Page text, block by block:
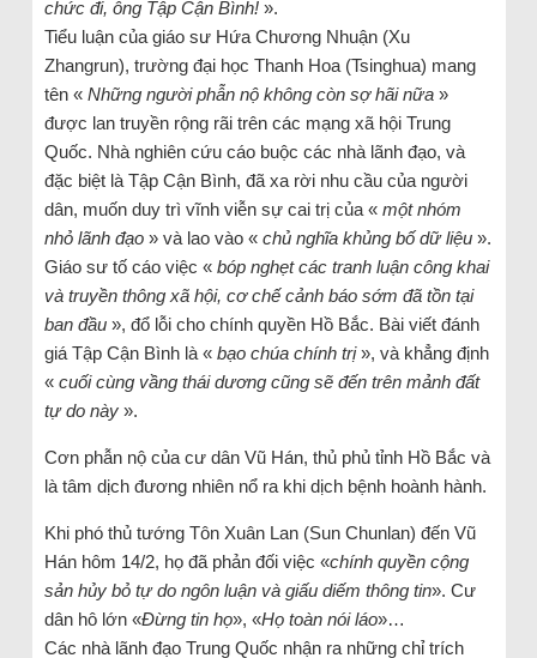
chức đi, ông Tập Cận Bình!».
Tiểu luận của giáo sư Hứa Chương Nhuận (Xu
Zhangrun), trường đại học Thanh Hoa (Tsinghua) mang
tên « Những người phẫn nộ không còn sợ hãi nữa»
được lan truyền rộng rãi trên các mạng xã hội Trung
Quốc. Nhà nghiên cứu cáo buộc các nhà lãnh đạo, và
đặc biệt là Tập Cận Bình, đã xa rời nhu cầu của người
dân, muốn duy trì vĩnh viễn sự cai trị của « một nhóm
nhỏ lãnh đạo» và lao vào « chủ nghĩa khủng bố dữ liệu».
Giáo sư tố cáo việc « bóp nghẹt các tranh luận công khai
và truyền thông xã hội, cơ chế cảnh báo sớm đã tồn tại
ban đầu », đổ lỗi cho chính quyền Hồ Bắc. Bài viết đánh
giá Tập Cận Bình là « bạo chúa chính trị», và khẳng định
« cuối cùng vầng thái dương cũng sẽ đến trên mảnh đất
tự do này».
Cơn phẫn nộ của cư dân Vũ Hán, thủ phủ tỉnh Hồ Bắc và
là tâm dịch đương nhiên nổ ra khi dịch bệnh hoành hành.
Khi phó thủ tướng Tôn Xuân Lan (Sun Chunlan) đến Vũ
Hán hôm 14/2, họ đã phản đối việc «chính quyền cộng
sản hủy bỏ tự do ngôn luận và giấu diếm thông tin». Cư
dân hô lớn «Đừng tin họ», «Họ toàn nói láo»…
Các nhà lãnh đạo Trung Quốc nhận ra những chỉ trích